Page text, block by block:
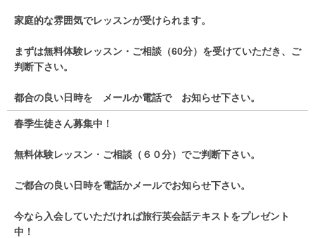
家庭的な雰囲気でレッスンが受けられます。
まずは無料体験レッスン・ご相談（60分）を受けていただき、ご
判断下さい。
都合の良い日時を メールか電話で お知らせ下さい。
春季生徒さん募集中！
無料体験レッスン・ご相談（６０分）でご判断下さい。
ご都合の良い日時を電話かメールでお知らせ下さい。
今なら入会していただければ旅行英会話テキストをプレゼント
中！